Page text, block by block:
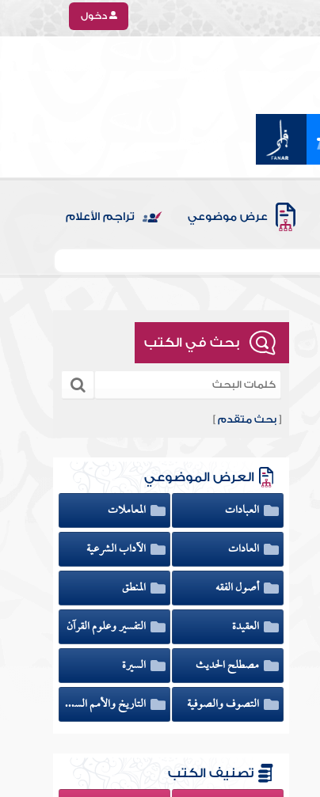
دخول
عرض موضوعي تراجم الأعلام
بحث في الكتب
[بحث متقدم ]
العرض الموضوعي
العبادات
المعاملات
العادات
الآداب الشرعية
أصول الفقه
المنطق
العقيدة
التفسير وعلوم القرآن
مصطلح الحديث
السيرة
التصوف والصوفية
التاريخ والأمم السابقة
تصنيف الكتب